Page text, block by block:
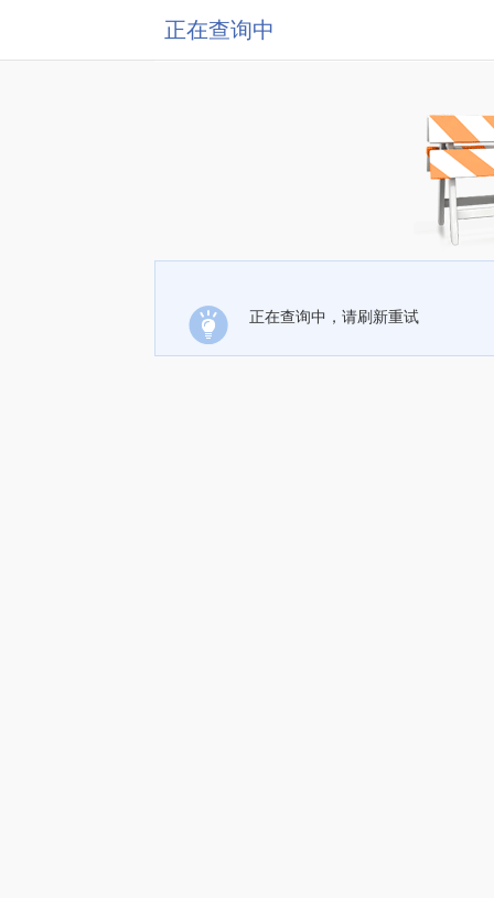
正在查询中
正在查询中，请刷新重试